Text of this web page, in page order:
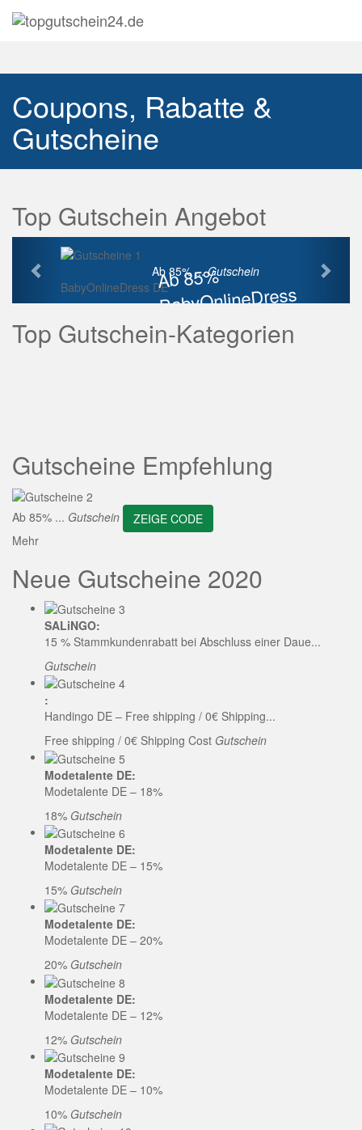
Coupons, Rabatte &
Gutscheine
Top Gutschein Angebot
Ab 85%
BabyOnlineDress
Rabatt
Ab 85% ...Gutschein
BabyOnlineDress DE
Vorherige
Top Gutschein-Kategorien
Gutscheine Empfehlung
Ab 85% ... Gutschein
ZEIGE CODE
Mehr
Neue Gutscheine 2020
SALiNGO:
15 % Stammkundenrabatt bei Abschluss einer Daue...
Gutschein
:
Handingo DE – Free shipping / 0€ Shipping...
Free shipping / 0€ Shipping Cost Gutschein
Modetalente DE:
Modetalente DE – 18%
18% Gutschein
Modetalente DE:
Modetalente DE – 15%
15% Gutschein
Modetalente DE:
Modetalente DE – 20%
20% Gutschein
Modetalente DE:
Modetalente DE – 12%
12% Gutschein
Modetalente DE:
Modetalente DE – 10%
10% Gutschein